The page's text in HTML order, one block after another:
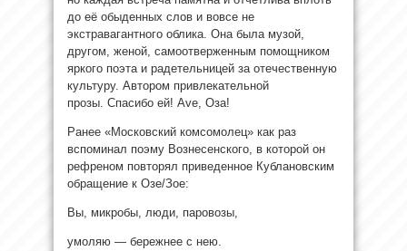
до её обыденных слов и вовсе не
экстравагантного облика. Она была музой,
другом, женой, самоотверженным помощником
яркого поэта и радетельницей за отечественную
культуру. Автором привлекательной
прозы. Спасибо ей! Ave, Оза!
Ранее «Московский комсомолец» как раз
вспоминал поэму Вознесенского, в которой он
рефреном повторял приведенное Кублановским
обращение к Озе/Зое:
Вы, микробы, люди, паровозы,
умоляю — бережнее с нею.